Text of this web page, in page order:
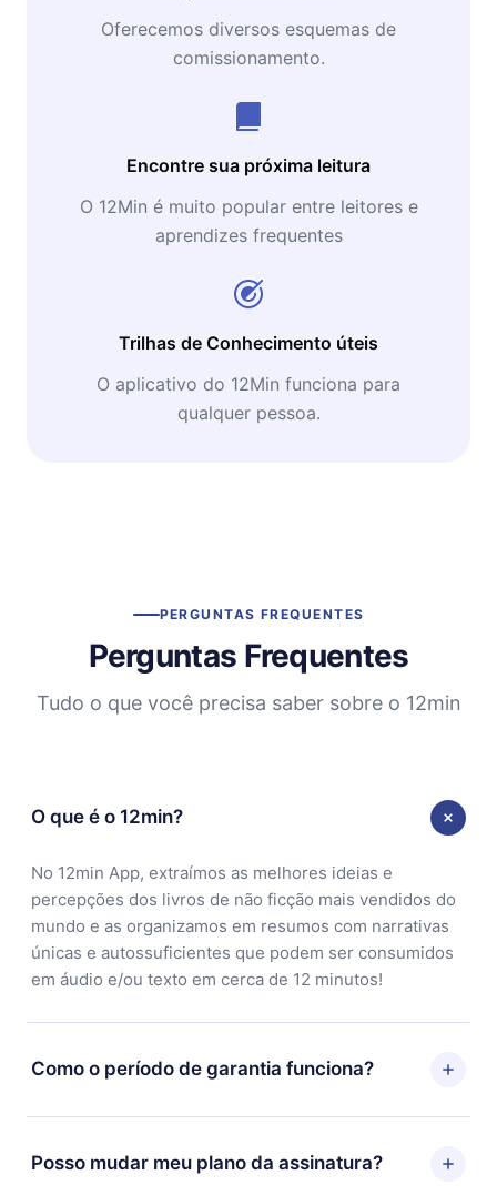
Oferecemos diversos esquemas de
comissionamento.
Encontre sua próxima leitura
O 12Min é muito popular entre leitores e
aprendizes frequentes
Trilhas de Conhecimento úteis
O aplicativo do 12Min funciona para
qualquer pessoa.
PERGUNTAS FREQUENTES
Perguntas Frequentes
Tudo o que você precisa saber sobre o 12min
O que é o 12min?
No 12min App, extraímos as melhores ideias e
percepções dos livros de não ficção mais vendidos do
mundo e as organizamos em resumos com narrativas
únicas e autossuficientes que podem ser consumidos
em áudio e/ou texto em cerca de 12 minutos!
Como o período de garantia funciona?
Você pode baixar nosso aplicativo e começar a
aproveitar nossa biblioteca. Se por algum motivo não
ficar satisfeito com nossa plataforma, basta entrar em
Posso mudar meu plano da assinatura?